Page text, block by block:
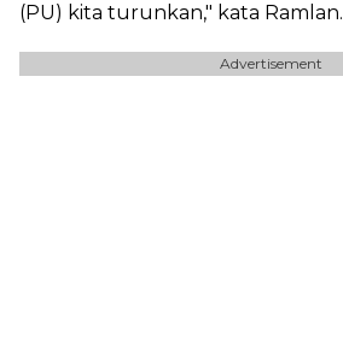
(PU) kita turunkan," kata Ramlan.
Advertisement